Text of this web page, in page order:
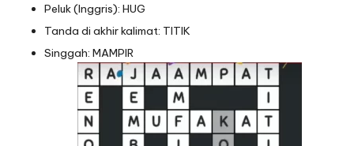
Peluk (Inggris): HUG
Tanda di akhir kalimat: TITIK
Singgah: MAMPIR